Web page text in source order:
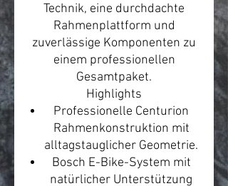
Technik, eine durchdachte
Rahmenplattform und
zuverlässige Komponenten zu
einem professionellen
Gesamtpaket.
Highlights
Professionelle Centurion
Rahmenkonstruktion mit
alltagstauglicher Geometrie.
Bosch E-Bike-System mit
natürlicher Unterstützung